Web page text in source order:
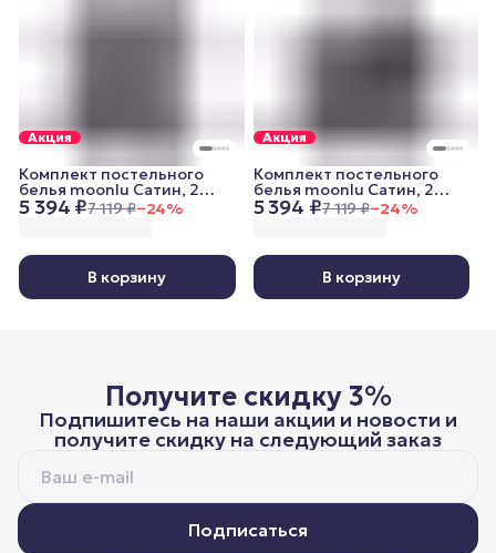
Акция
5 394 ₽7 119 ₽−24%
Комплект постельного
белья moonlu Сатин, 2
спальный, наволочки
70x70 см, графитовый
В корзину
Акция
5 394 ₽7 119 ₽−24%
Комплект постельного
белья moonlu Сатин, 2
спальный, наволочки
50x70 см, графитовый
В корзину
Получите скидку 3%
Подпишитесь на наши акции и новости и
получите скидку на следующий заказ
Подписаться